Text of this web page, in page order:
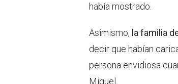
había mostrado.
Asimismo, la familia
decir que habían
persona envidiosa
Miguel.